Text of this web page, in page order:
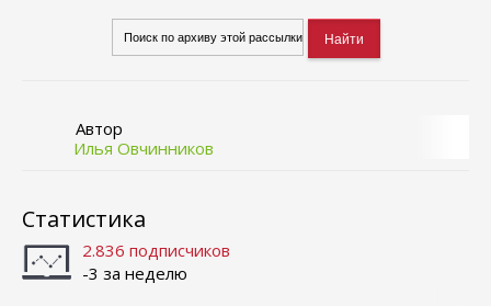
Автор
Илья Овчинников
Статистика
2.836 подписчиков
-3 за неделю